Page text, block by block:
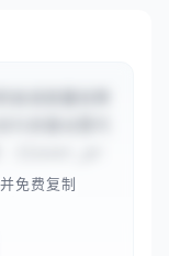
：{{user_pr
免费复制